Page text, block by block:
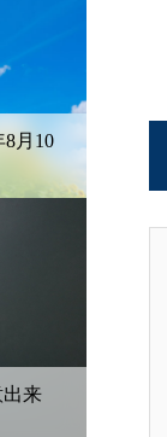
8月10
出来